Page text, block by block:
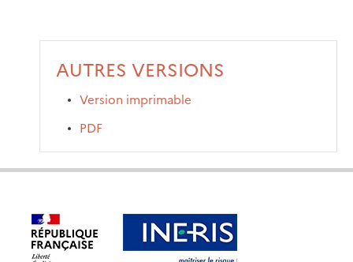
AUTRES VERSIONS
Version imprimable
PDF